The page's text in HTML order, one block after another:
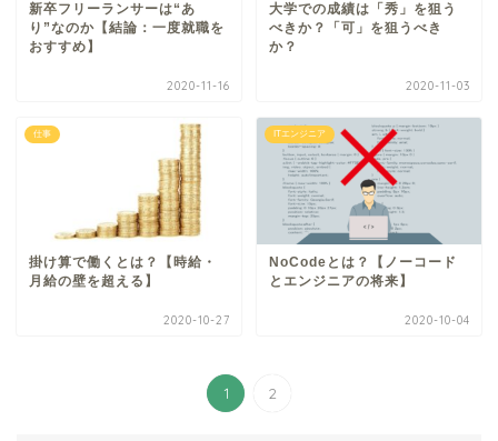
新卒フリーランサーは“あ
り”なのか【結論：一度就職を
おすすめ】
2020-11-16
大学での成績は「秀」を狙う
べきか？「可」を狙うべき
か？
2020-11-03
仕事
掛け算で働くとは？【時給・
月給の壁を超える】
2020-10-27
ITエンジニア
NoCodeとは？【ノーコード
とエンジニアの将来】
2020-10-04
1 2